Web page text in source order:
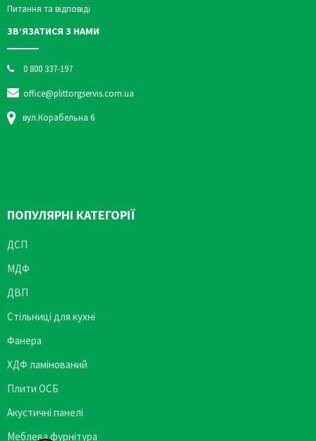
Питання та відповіді
ЗВ’ЯЗАТИСЯ З НАМИ
0 800 337-197
office@plittorgservis.com.ua
вул.Корабельна 6
ПОПУЛЯРНІ КАТЕГОРІЇ
ДСП
МДФ
ДВП
Стільниці для кухні
Фанера
ХДФ ламінований
Плити ОСБ
Акустичні панелі
Меблева фурнітура